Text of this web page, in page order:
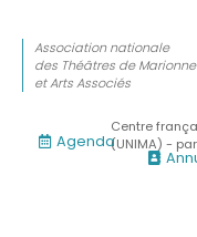
Association nationale
des Théâtres de
et Arts Associés
Centre
(UNIMA) -
Agenda